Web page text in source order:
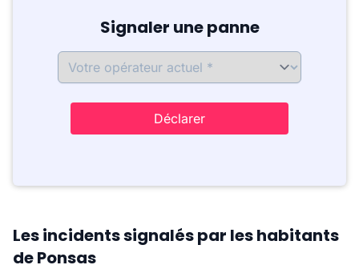
Signaler une panne
Déclarer
Les incidents signalés par les habitants
de Ponsas